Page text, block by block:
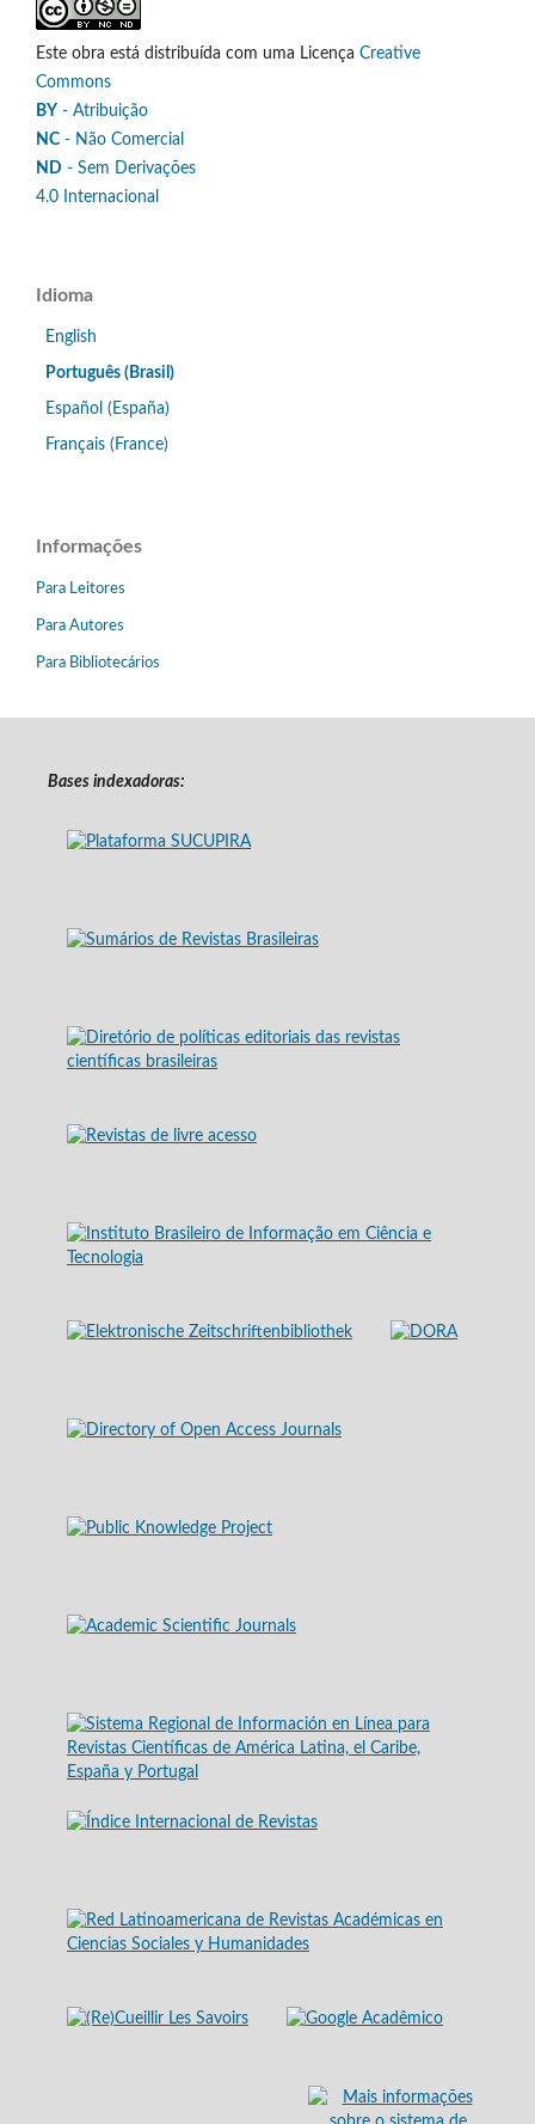
Este obra está distribuída com uma Licença Creative
Commons
BY - Atribuição
NC - Não Comercial
ND - Sem Derivações
4.0 Internacional
Idioma
English
Português (Brasil)
Español (España)
Français (France)
Informações
Para Leitores
Para Autores
Para Bibliotecários
Bases indexadoras: